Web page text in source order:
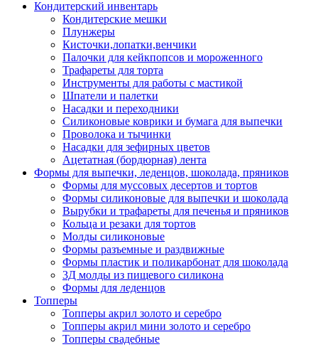
Кондитерский инвентарь
Кондитерские мешки
Плунжеры
Кисточки,лопатки,венчики
Палочки для кейкпопсов и мороженного
Трафареты для торта
Инструменты для работы с мастикой
Шпатели и палетки
Насадки и переходники
Силиконовые коврики и бумага для выпечки
Проволока и тычинки
Насадки для зефирных цветов
Ацетатная (бордюрная) лента
Формы для выпечки, леденцов, шоколада, пряников
Формы для муссовых десертов и тортов
Формы силиконовые для выпечки и шоколада
Вырубки и трафареты для печенья и пряников
Кольца и резаки для тортов
Молды силиконовые
Формы разъемные и раздвижные
Формы пластик и поликарбонат для шоколада
3Д молды из пищевого силикона
Формы для леденцов
Топперы
Топперы акрил золото и серебро
Топперы акрил мини золото и серебро
Топперы свадебные